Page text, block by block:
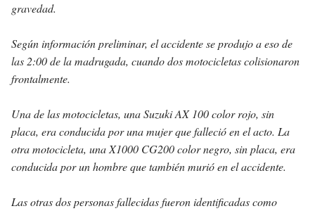
gravedad.
Según información preliminar, el accidente se produjo a eso de
las 2:00 de la madrugada, cuando dos motocicletas colisionaron
frontalmente.
Una de las motocicletas, una Suzuki AX 100 color rojo, sin
placa, era conducida por una mujer que falleció en el acto. La
otra motocicleta, una X1000 CG200 color negro, sin placa, era
conducida por un hombre que también murió en el accidente.
Las otras dos personas fallecidas fueron identificadas como